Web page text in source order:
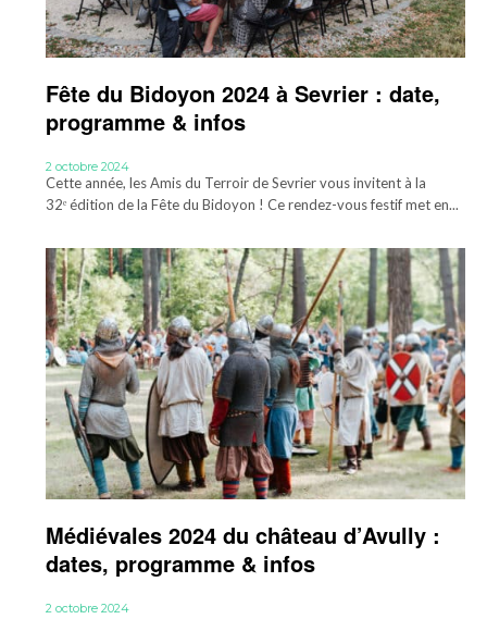
Fête du Bidoyon 2024 à Sevrier : date,
programme & infos
2 octobre 2024
Cette année, les Amis du Terroir de Sevrier vous invitent à la
32ᵉ édition de la Fête du Bidoyon ! Ce rendez-vous festif met en...
Médiévales 2024 du château d’Avully :
dates, programme & infos
2 octobre 2024